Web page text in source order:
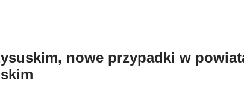
nowe przypadki w